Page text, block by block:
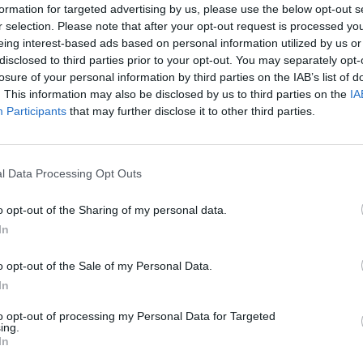
for targeted advertising by us, please use the below opt-out
selection. Please note that after your opt-out request is processed
interest-based ads based on personal information utilized by us
to third parties prior to your opt-out. You may separately
of your personal information by third parties on the IAB’s list of
This information may also be disclosed by us to third parties on the
Participants that may further disclose it to other third parties.
Data Processing Opt Outs
opt-out of the Sharing of my personal data.
opt-out of the Sale of my Personal Data.
opt-out of processing my Personal Data for Targeted
ζημιές.
Αντρίι Ραϊκόβιτς δήλωσε ότι δεν έχουν
καθώς η αντιαεροπορική άμυνα ήταν
της κεντρικής Ουκρανίας.
ΔΙΑΦΗΜΙΣΗ